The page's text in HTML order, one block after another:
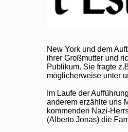
New York und dem
ihrer Großmutter und
Publikum. Sie fragte
möglicherweise unter
Im Laufe der
anderem erzählte uns
kommenden Nazi-
(Alberto Jonas) die